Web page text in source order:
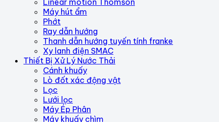
Máy hút ẩm
Phớt
Ray dẫn hướng
Thanh dẫn hướng tuyến tính franke
Xy lanh điện SMAC
Thiết Bị Xử Lý Nước Thải
Cánh khuấy
Lò đốt xác động vật
Lọc
Lưới lọc
Máy Ép Phân
Máy khuấy chìm